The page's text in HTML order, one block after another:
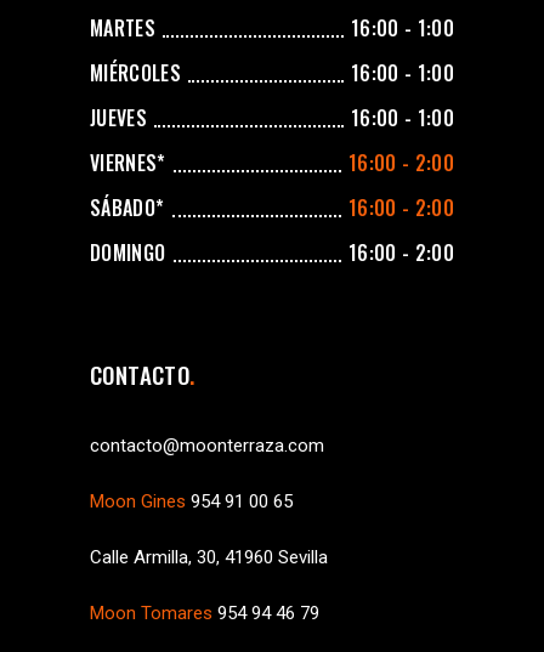
MARTES
16:00 - 1:00
MIÉRCOLES
16:00 - 1:00
JUEVES
16:00 - 1:00
VIERNES*
16:00 - 2:00
SÁBADO*
16:00 - 2:00
DOMINGO
16:00 - 2:00
CONTACTO
contacto@moonterraza.com
Moon Gines 954 91 00 65
Calle Armilla, 30, 41960 Sevilla
Moon Tomares 954 94 46 79